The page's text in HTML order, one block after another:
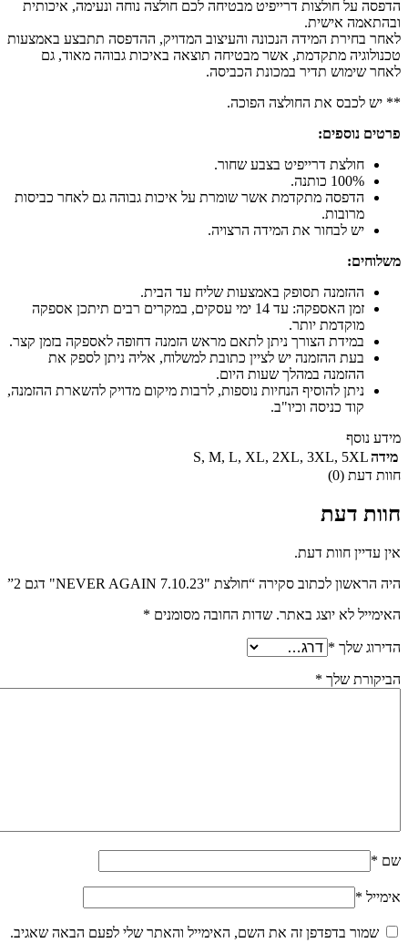
הדפסה על חולצות דרייפיט מבטיחה לכם חולצה נוחה ונעימה, איכותית
ובהתאמה אישית.
לאחר בחירת המידה הנכונה והעיצוב המדויק, ההדפסה תתבצע באמצעות
טכנולוגיה מתקדמת, אשר מבטיחה תוצאה באיכות גבוהה מאוד, גם
לאחר שימוש תדיר במכונת הכביסה.
** יש לכבס את החולצה הפוכה.
פרטים נוספים:
חולצת דרייפיט בצבע שחור.
100% כותנה.
הדפסה מתקדמת אשר שומרת על איכות גבוהה גם לאחר כביסות
מרובות.
יש לבחור את המידה הרצויה.
משלוחים:
ההזמנה תסופק באמצעות שליח עד הבית.
זמן האספקה: עד 14 ימי עסקים, במקרים רבים תיתכן אספקה
מוקדמת יותר.
במידת הצורך ניתן לתאם מראש הזמנה דחופה לאספקה בזמן קצר.
בעת ההזמנה יש לציין כתובת למשלוח, אליה ניתן לספק את
ההזמנה במהלך שעות היום.
ניתן להוסיף הנחיות נוספות, לרבות מיקום מדויק להשארת ההזמנה,
קוד כניסה וכיו"ב.
מידע נוסף
מידה
S, M, L, XL, 2XL, 3XL, 5XL
חוות דעת (0)
חוות דעת
אין עדיין חוות דעת.
היה הראשון לכתוב סקירה “חולצת "NEVER AGAIN 7.10.23" דגם 2”
האימייל לא יוצג באתר. שדות החובה מסומנים *
הדירוג שלך *
הביקורת שלך *
שם *
אימייל *
שמור בדפדפן זה את השם, האימייל והאתר שלי לפעם הבאה שאגיב.